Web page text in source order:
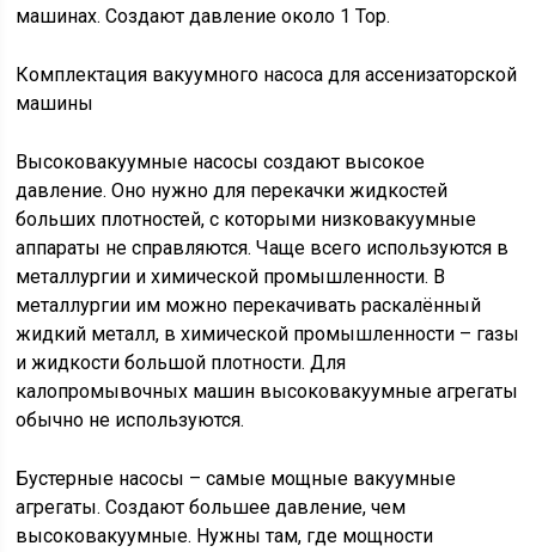
машинах. Создают давление около 1 Тор.
Комплектация вакуумного насоса для ассенизаторской
машины
Высоковакуумные насосы создают высокое
давление. Оно нужно для перекачки жидкостей
больших плотностей, с которыми низковакуумные
аппараты не справляются. Чаще всего используются в
металлургии и химической промышленности. В
металлургии им можно перекачивать раскалённый
жидкий металл, в химической промышленности – газы
и жидкости большой плотности. Для
калопромывочных машин высоковакуумные агрегаты
обычно не используются.
Бустерные насосы – самые мощные вакуумные
агрегаты. Создают большее давление, чем
высоковакуумные. Нужны там, где мощности